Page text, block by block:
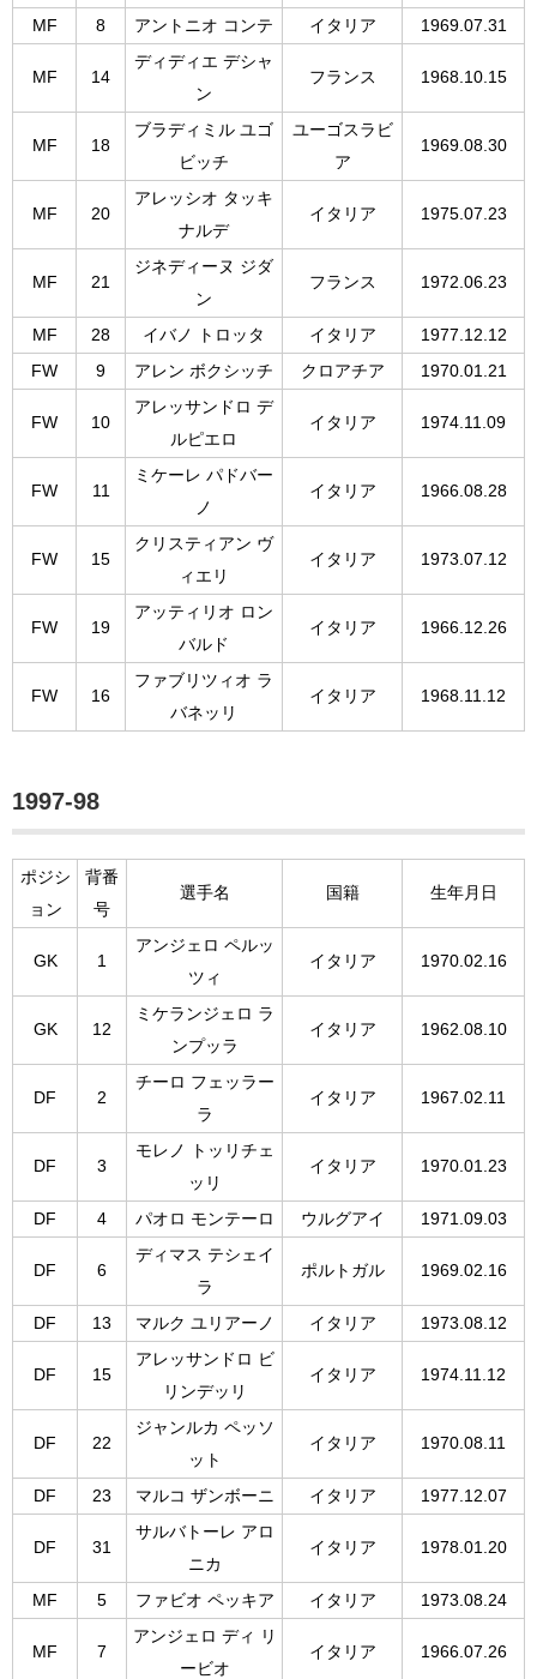
MF 8 アントニオ コンテ イタリア 1969.07.31
MF 14
ディディエ デシャ
ン
フランス 1968.10.15
MF 18
ブラディミル ユゴ
ビッチ
ユーゴスラビ
ア
1969.08.30
MF 20
アレッシオ タッキ
ナルデ
イタリア 1975.07.23
MF 21
ジネディーヌ ジダ
ン
フランス 1972.06.23
MF 28 イバノ トロッタ イタリア
1977.12.12
FW
9 アレン ボクシッチ クロアチア 1970.01.21
FW 10
アレッサンドロ デ
ルピエロ
イタリア 1974.11.09
FW 11
ミケーレ パドバー
ノ
イタリア 1966.08.28
FW 15
クリスティアン ヴ
ィエリ
イタリア 1973.07.12
FW 19
アッティリオ ロン
バルド
イタリア 1966.12.26
FW 16
ファブリツィオ ラ
バネッリ
イタリア 1968.11.12
1997-98
ポジシ
ョン
背番
号
選手名 国籍 生年月日
GK 1
アンジェロ ペルッ
ツィ
イタリア 1970.02.16
GK 12
ミケランジェロ ラ
ンプッラ
イタリア 1962.08.10
DF 2
チーロ フェッラー
ラ
イタリア 1967.02.11
DF 3
モレノ トッリチェ
ッリ
イタリア 1970.01.23
DF 4 パオロ モンテーロ ウルグアイ 1971.09.03
DF 6
ディマス テシェイ
ラ
ポルトガル 1969.02.16
DF 13 マルク ユリアーノ イタリア 1973.08.12
DF 15
アレッサンドロ ビ
リンデッリ
イタリア 1974.11.12
DF 22
ジャンルカ ペッソ
ット
イタリア 1970.08.11
DF 23 マルコ ザンボーニ イタリア 1977.12.07
DF 31
サルバトーレ アロ
ニカ
イタリア 1978.01.20
MF 5 ファビオ ペッキア イタリア 1973.08.24
MF 7
アンジェロ ディ リ
ービオ
イタリア 1966.07.26